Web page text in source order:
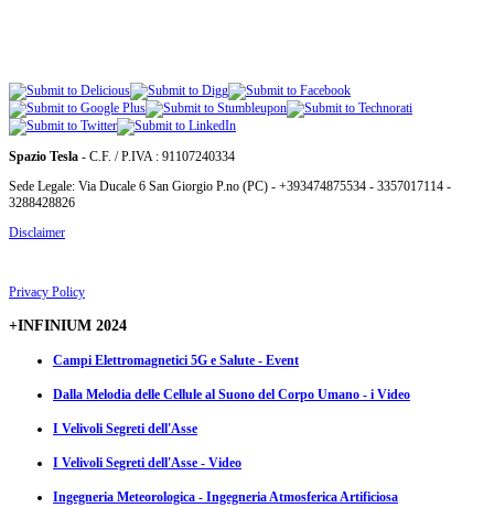
Spazio Tesla - C.F. / P.IVA : 91107240334
Sede Legale: Via Ducale 6 San Giorgio P.no (PC) - +393474875534 - 3357017114 -
3288428826
Disclaimer
Privacy Policy
+INFINIUM 2024
Campi Elettromagnetici 5G e Salute - Event
Dalla Melodia delle Cellule al Suono del Corpo Umano - i Video
I Velivoli Segreti dell'Asse
I Velivoli Segreti dell'Asse - Video
Ingegneria Meteorologica - Ingegneria Atmosferica Artificiosa